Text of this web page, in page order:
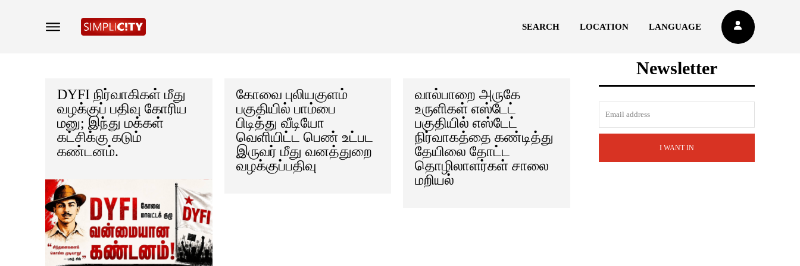
SEARCH LOCATION LANGUAGE
DYFI நிர்வாகிகள் மீது
வழக்குப் பதிவு கோரிய
மனு; இந்து மக்கள்
கட்சிக்கு கடும்
கண்டனம்.
கோவை புலியகுளம்
பகுதியில் பாம்பை
பிடித்து வீடியோ
வெளியிட்ட பெண் உட்பட
இருவர் மீது வனத்துறை
வழக்குப்பதிவு
வால்பாறை அருகே
உருளிகள் எஸ்டேட்
பகுதியில் எஸ்டேட்
நிர்வாகத்தை கண்டித்து
தேயிலை தோட்ட
தொழிலாளர்கள் சாலை
மறியல்
Newsletter
I WANT IN